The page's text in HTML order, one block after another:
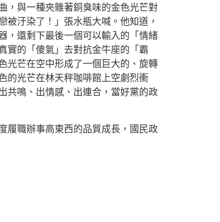
，與一種夾雜著銅臭味的金色光芒對
汙染了！」張水瓶大喊。他知道，
，還剩下最後一個可以輸入的「情緒
實的「傻氣」去對抗金牛座的「霸
光芒在空中形成了一個巨大的、旋轉
的光芒在林天秤咖啡館上空劇烈衝
共鳴、出情感、出連合，當好黨的政
履職辦事高東西的品質成長，國民政